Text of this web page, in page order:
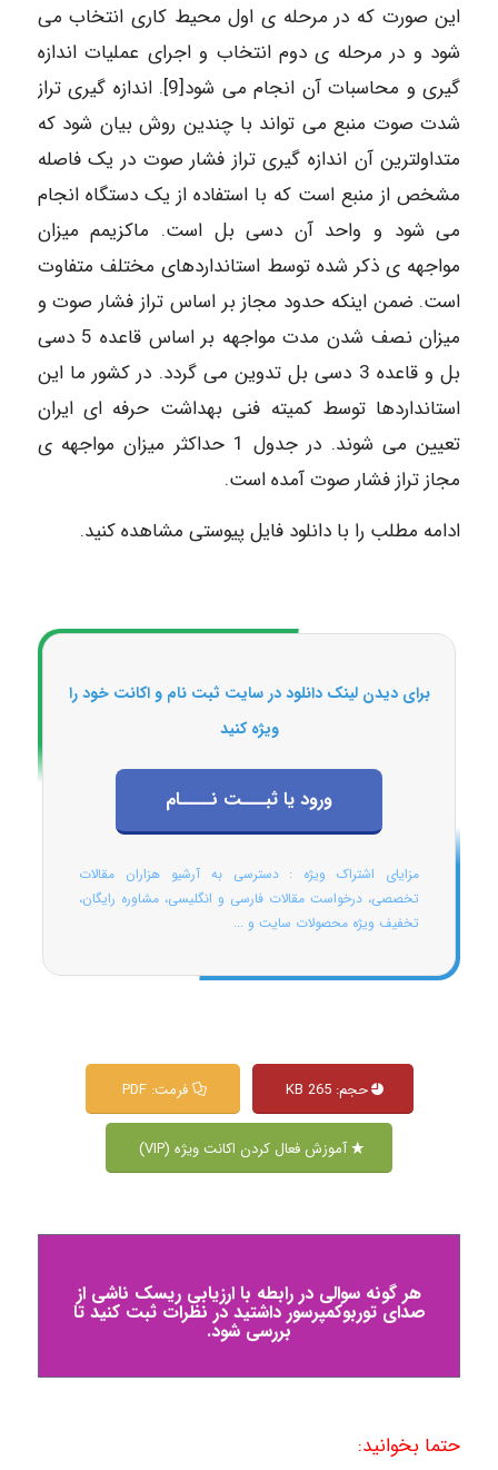
این صورت که در مرحله ی اول محیط کاری انتخاب می
شود و در مرحله ی دوم انتخاب و اجرای عملیات اندازه
گیری و محاسبات آن انجام می شود[9]. اندازه گیری تراز
شدت صوت منبع می تواند با چندین روش بیان شود که
متداولترین آن اندازه گیری تراز فشار صوت در یک فاصله
مشخص از منبع است که با استفاده از یک دستگاه انجام
می شود و واحد آن دسی بل است. ماکزیمم میزان
مواجهه ی ذکر شده توسط استانداردهای مختلف متفاوت
است. ضمن اینکه حدود مجاز بر اساس تراز فشار صوت و
میزان نصف شدن مدت مواجهه بر اساس قاعده 5 دسی
بل و قاعده 3 دسی بل تدوین می گردد. در کشور ما این
استانداردها توسط کمیته فنی بهداشت حرفه ای ایران
تعیین می شوند. در جدول 1 حداکثر میزان مواجهه ی
مجاز تراز فشار صوت آمده است.
ادامه مطلب را با دانلود فایل پیوستی مشاهده کنید.
برای دیدن لینک دانلود در سایت ثبت نام و اکانت خود را
ویژه کنید
ورود یا ثبـــت نــــام
مزایای اشتراک ویژه : دسترسی به آرشیو هزاران مقالات
تخصصی، درخواست مقالات فارسی و انگلیسی، مشاوره رایگان،
تخفیف ویژه محصولات سایت و ...
حجم: 265 KB فرمت: PDF
آموزش فعال کردن اکانت ویژه (VIP)
هر گونه سوالی در رابطه با ارزیابی ریسک ناشی از
صدای توربوکمپرسور داشتید در نظرات ثبت کنید تا
بررسی شود.
حتما بخوانید: